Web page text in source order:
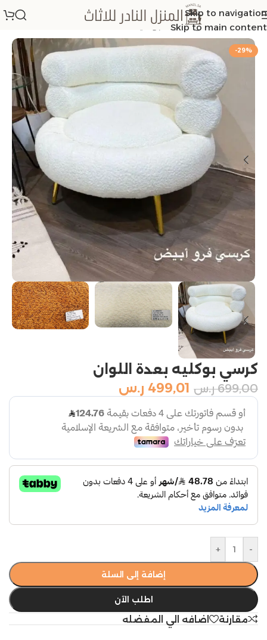
Skip to navigation
Skip to main content
الرئيسية/كراسي مفرده بوكليه
-29%
كرسي بوكليه بعدة اللوان
699,00 ر.س 499,01 ر.س
-
+
إضافة إلى السلة
اطلب الآن
مقارنة اضافه الي المفضله